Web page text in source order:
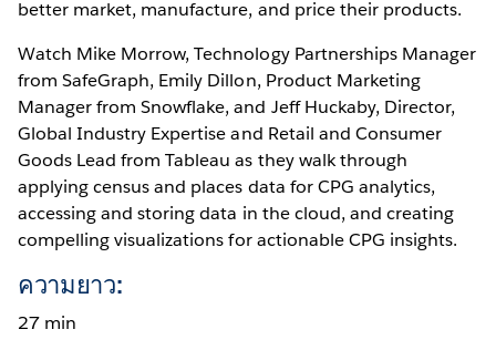
better market, manufacture, and price their products.
Watch Mike Morrow, Technology Partnerships Manager
from SafeGraph, Emily Dillon, Product Marketing
Manager from Snowflake, and Jeff Huckaby, Director,
Global Industry Expertise and Retail and Consumer
Goods Lead from Tableau as they walk through
applying census and places data for CPG analytics,
accessing and storing data in the cloud, and creating
compelling visualizations for actionable CPG insights.
ความยาว:
27 min